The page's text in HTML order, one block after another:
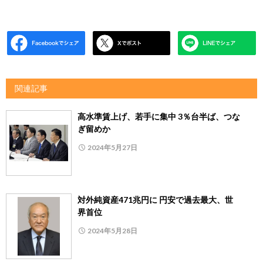
関連記事
高水準賃上げ、若手に集中 3％台半ば、つな
ぎ留めか
2024年5月27日
対外純資産471兆円に 円安で過去最大、世
界首位
2024年5月28日